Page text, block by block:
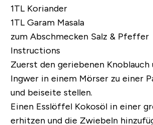
1TL Koriander
1TL Garam Masala
zum Abschmecken Salz & Pfeffer
Instructions
Zuerst den geriebenen Knoblauch
Ingwer in einem Mörser zu einer
und beiseite stellen.
Einen Esslöffel Kokosöl in einer
erhitzen und die Zwiebeln